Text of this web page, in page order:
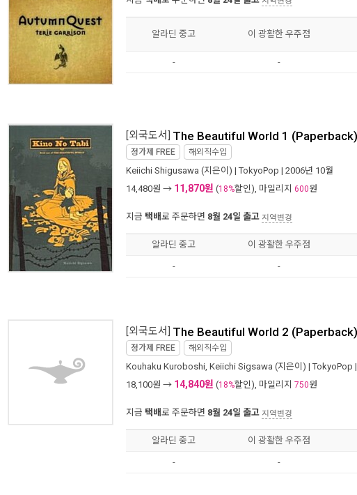
알라딘 중고 이 광활한 우주점
- -
[외국도서] The Beautiful World 1 (Paperback)
정가제 FREE 해외직수입
Keiichi Shigusawa (지은이) |TokyoPop | 2006년 10월
14,480원 → 11,870원 (18%할인), 마일리지 600원
지금 택배로 주문하면 8월 24일 출고 지역변경
알라딘 중고 이 광활한 우주점
- -
[외국도서] The Beautiful World 2 (Paperback)
정가제 FREE 해외직수입
Kouhaku Kuroboshi, Keiichi Sigsawa (지은이) |TokyoPop
18,100원 → 14,840원 (18%할인), 마일리지 750원
지금 택배로 주문하면 8월 24일 출고 지역변경
알라딘 중고 이 광활한 우주점
- -